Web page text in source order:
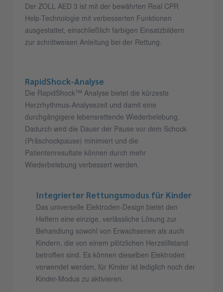
Der ZOLL AED 3 ist mit der bewährten Real CPR
Help-Technologie mit verbesserten Funktionen
ausgestattet, einschließlich farbigen Einsatzbildern
zur schrittweisen Anleitung bei der Rettung.
RapidShock-Analyse
Die RapidShock™ Analyse bietet die kürzeste
Herzrhythmus-Analysezeit und damit eine
durchgängigere lebensrettende Wiederbelebung.
Dadurch wird die Dauer der Pause vor dem Schock
(Präschockpause) minimiert und die
Patientenresultate können durch mehr
Wiederbelebung verbessert werden.
Integrierter Rettungsmodus für Kinder
Das universelle Elektroden-Design bietet den
Helfern eine einzige, verlässliche Lösung zur
Behandlung sowohl von Erwachsenen als auch
Kindern, die von einem plötzlichen Herzstillstand
betroffen sind. Es können dieselben Elektroden
verwendet werden, für Kinder ist lediglich noch der
Kinder-Modus zu aktivieren.